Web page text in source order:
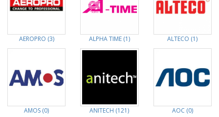
AEROPRO (3) ALPHA TIME (1) ALTECO (1)
AMOS (0) ANITECH (121) AOC (0)